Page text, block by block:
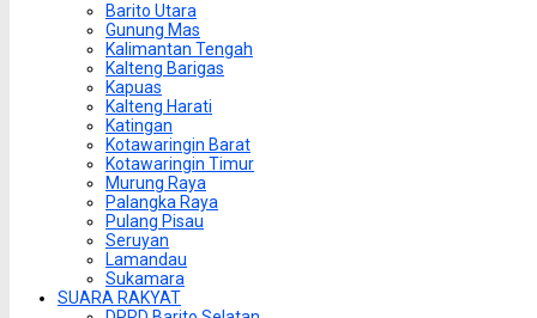
Barito Utara
Gunung Mas
Kalimantan Tengah
Kalteng Barigas
Kapuas
Kalteng Harati
Katingan
Kotawaringin Barat
Kotawaringin Timur
Murung Raya
Palangka Raya
Pulang Pisau
Seruyan
Lamandau
Sukamara
SUARA RAKYAT